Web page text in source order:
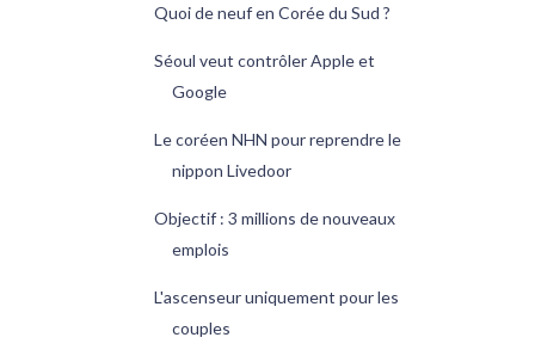
Quoi de neuf en Corée du Sud ?
Séoul veut contrôler Apple et
Google
Le coréen NHN pour reprendre le
nippon Livedoor
Objectif : 3 millions de nouveaux
emplois
L'ascenseur uniquement pour les
couples